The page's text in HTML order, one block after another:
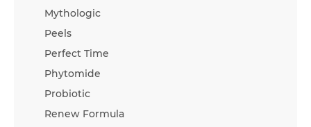
Mythologic
Peels
Perfect Time
Phytomide
Probiotic
Renew Formula